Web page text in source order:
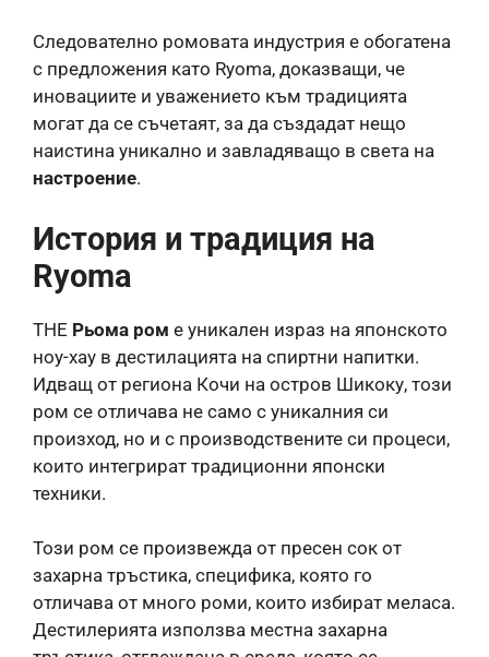
Следователно ромовата индустрия е обогатена
с предложения като Ryoma, доказващи, че
иновациите и уважението към традицията
могат да се съчетаят, за да създадат нещо
наистина уникално и завладяващо в света на
настроение.
История и традиция на
Ryoma
THE Рьома ром е уникален израз на японското
ноу-хау в дестилацията на спиртни напитки.
Идващ от региона Кочи на остров Шикоку, този
ром се отличава не само с уникалния си
произход, но и с производствените си процеси,
които интегрират традиционни японски
техники.
Този ром се произвежда от пресен сок от
захарна тръстика, специфика, която го
отличава от много роми, които избират меласа.
Дестилерията използва местна захарна